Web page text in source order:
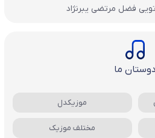
فضل مرتضی یبرنژاد
دوستان ما
موزیکدل
مختلف موزیک